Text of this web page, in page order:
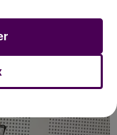
et...